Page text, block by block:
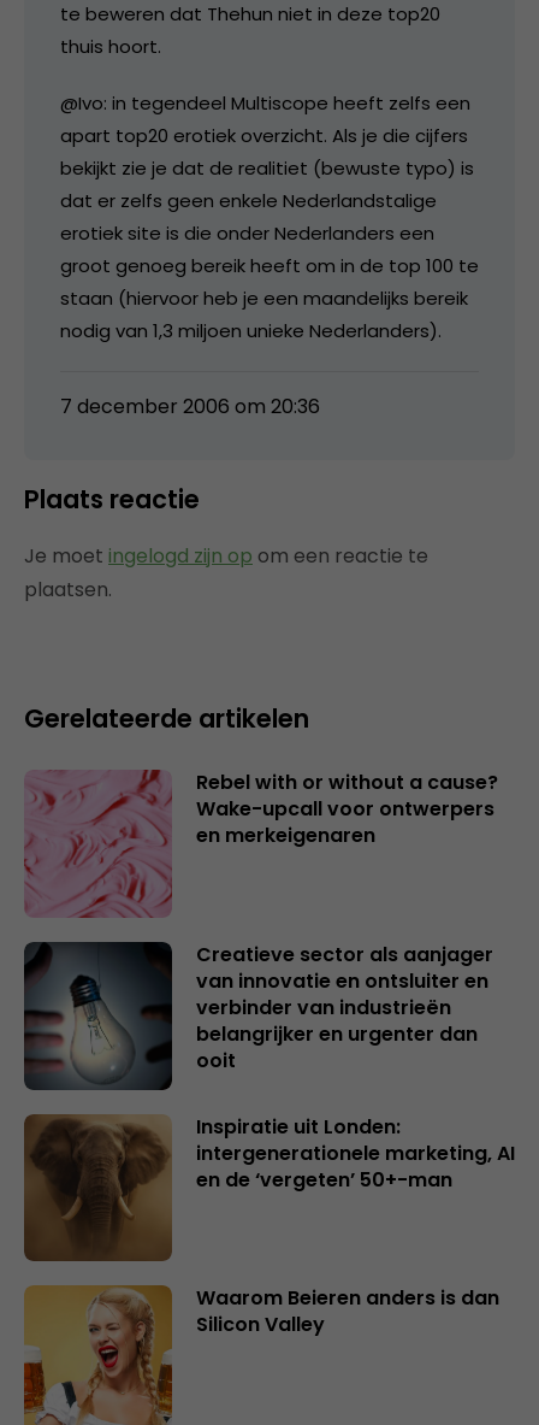
te beweren dat Thehun niet in deze top20
thuis hoort.
@Ivo: in tegendeel Multiscope heeft zelfs een
apart top20 erotiek overzicht. Als je die cijfers
bekijkt zie je dat de realitiet (bewuste typo) is
dat er zelfs geen enkele Nederlandstalige
erotiek site is die onder Nederlanders een
groot genoeg bereik heeft om in de top 100 te
staan (hiervoor heb je een maandelijks bereik
nodig van 1,3 miljoen unieke Nederlanders).
7 december 2006 om 20:36
Plaats reactie
Je moet ingelogd zijn op om een reactie te
plaatsen.
Gerelateerde artikelen
Rebel with or without a cause?
Wake-upcall voor ontwerpers
en merkeigenaren
Creatieve sector als aanjager
van innovatie en ontsluiter en
verbinder van industrieën
belangrijker en urgenter dan
ooit
Inspiratie uit Londen:
intergenerationele marketing, AI
en de ‘vergeten’ 50+-man
Waarom Beieren anders is dan
Silicon Valley